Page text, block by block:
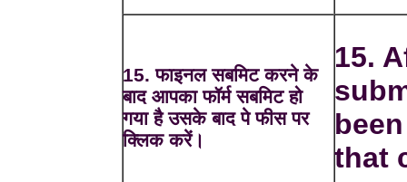
15. फाइनल सबमिट करने के
बाद आपका फॉर्म सबमिट हो
गया है उसके बाद पे फीस पर
क्लिक करें।
15.
that